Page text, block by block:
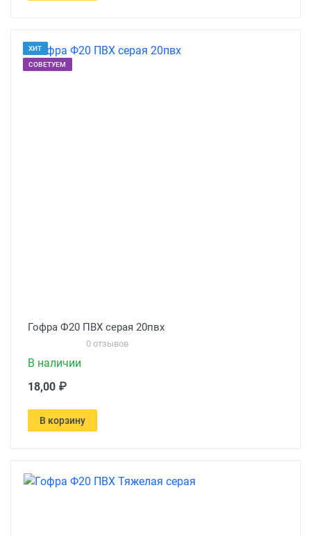
ХИТ
СОВЕТУЕМ
Гофра Ф20 ПВХ серая 20пвх
0 отзывов
В наличии
18,00 ₽
В корзину